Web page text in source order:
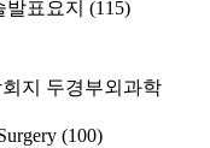
표요지 (115)
지 두경부외과학
(100)